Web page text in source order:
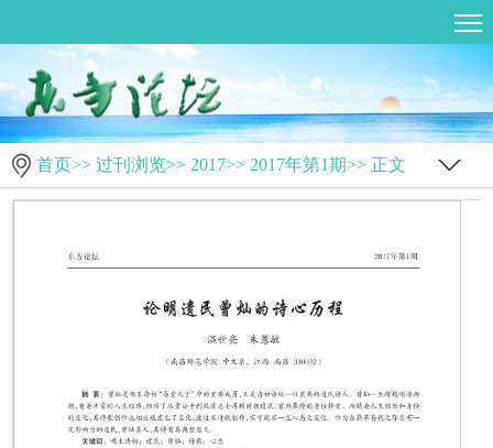
首页>> 过刊浏览>> 2017>> 2017年第1期>> 正文